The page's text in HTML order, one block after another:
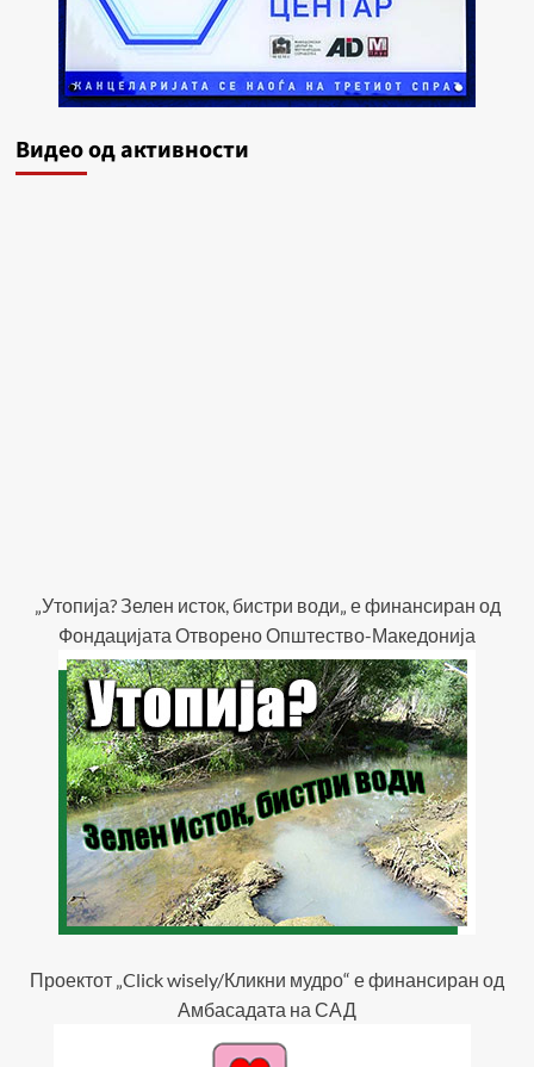
Видеo од активности
„Утопија? Зелен исток, бистри води„ е финансиран од
Фондацијата Отворено Општество-Македонија
Проектот „Click wisely/Кликни мудро“ е финансиран од
Амбасадата на САД